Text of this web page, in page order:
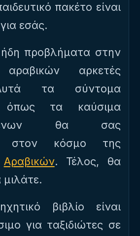
πακέτο είναι
εσάς.
ήδη προβλήματα στην
αρκετές
τα σύντομα
όπως τα καύσιμα
θα σας
στον κόσμο της
Αραβικών. Τέλος, θα
μιλάτε.
βιβλίο είναι
για ταξιδιώτες σε